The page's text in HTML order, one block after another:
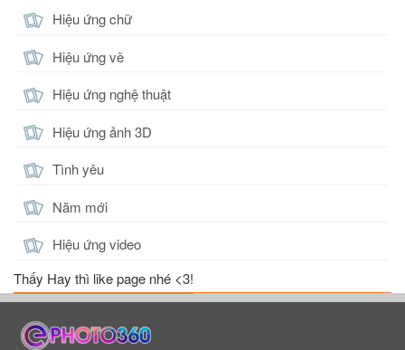
Hiệu ứng chữ
Hiệu ứng vẽ
Hiệu ứng nghệ thuật
Hiệu ứng ảnh 3D
Tình yêu
Năm mới
Hiệu ứng video
Thấy Hay thì like page nhé <3!